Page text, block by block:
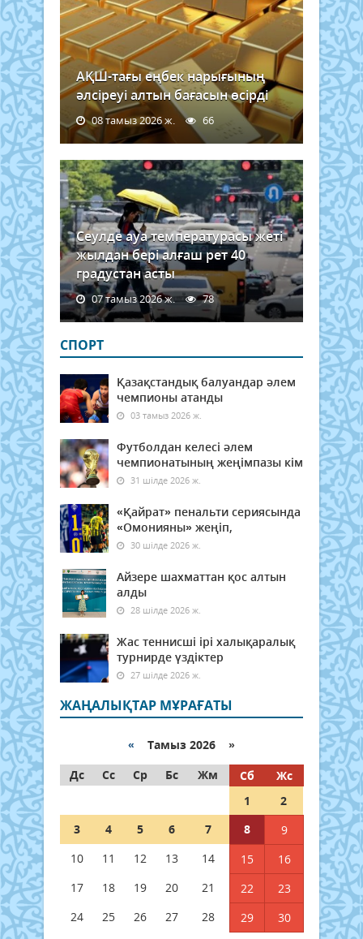
АҚШ-тағы еңбек нарығының
әлсіреуі алтын бағасын өсірді
08 тамыз 2026 ж. 66
Сеулде ауа температурасы жеті
жылдан бері алғаш рет 40
градустан асты
07 тамыз 2026 ж. 78
СПОРТ
Қазақстандық балуандар әлем
чемпионы атанды
03 тамыз 2026 ж.
Футболдан келесі әлем
чемпионатының жеңімпазы кім
31 шілде 2026 ж.
«Қайрат» пенальти сериясында
«Омонияны» жеңіп,
30 шілде 2026 ж.
Айзере шахматтан қос алтын
алды
28 шілде 2026 ж.
Жас теннисші ірі халықаралық
турнирде үздіктер
27 шілде 2026 ж.
ЖАҢАЛЫҚТАР МҰРАҒАТЫ
« Тамыз 2026 »
Дс
Сс Ср Бс Жм Сб
Жс
1
2
3
4 5 6 7 8
9
10
11 12 13 14 15
16
17
18 19 20 21 22
23
24
25 26 27 28 29
30